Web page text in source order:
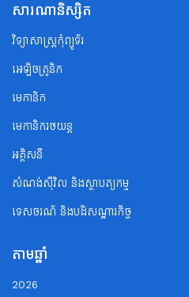
សារណានិស្សិត
វិទ្យាសាស្ត្រកុំព្យូទ័រ
អេឡិចត្រូនិក
មេកានិក
មេកានិករថយន្ត
អគ្គិសនី
សំណង់ស៊ីវិល និងស្ថាបត្យកម្ម
ទេសចរណ័ និងបដិសណ្ឋារកិច្ច
តាមឆ្នាំ
2026